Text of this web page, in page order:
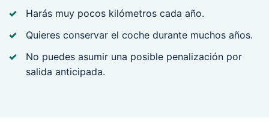
Harás muy pocos kilómetros cada año.
Quieres conservar el coche durante muchos años.
No puedes asumir una posible penalización por
salida anticipada.